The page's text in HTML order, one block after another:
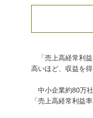
「売上高経常利益
高いほど、収益を
中小企業約80万社
「売上高経常利益